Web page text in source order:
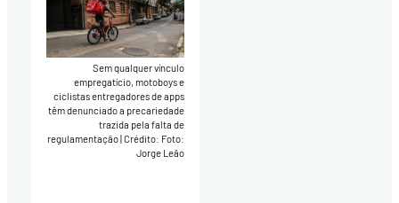
Sem qualquer vínculo
empregatício, motoboys e
ciclistas entregadores de apps
têm denunciado a precariedade
trazida pela falta de
regulamentação|Crédito: Foto:
Jorge Leão